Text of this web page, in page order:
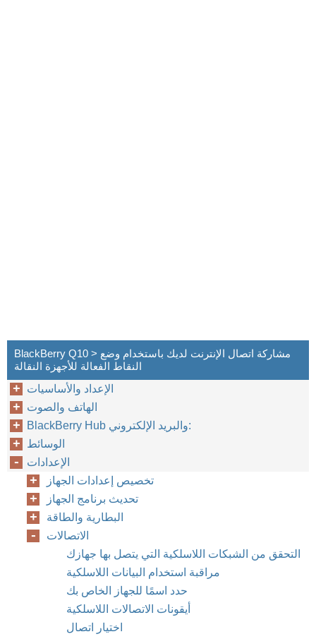
BlackBerry Q10 > مشاركة اتصال الإنترنت لديك باستخدام وضع
النقاط الفعالة للأجهزة النقالة
الإعداد والأساسيات
الهاتف والصوت
BlackBerry Hub والبريد الإلكتروني:
الوسائط
الإعدادات
تخصيص إعدادات الجهاز
تحديث برنامج الجهاز
البطارية والطاقة
الاتصالات
التحقق من الشبكات اللاسلكية التي يتصل بها جهازك
مراقبة استخدام البيانات اللاسلكية
حدد اسمًا للجهاز الخاص بك
أيقونات الاتصالات اللاسلكية
اختيار اتصال